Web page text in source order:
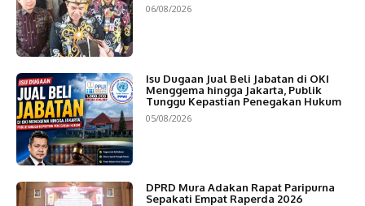
06/08/2026
Isu Dugaan Jual Beli Jabatan di OKI
Menggema hingga Jakarta, Publik
Tunggu Kepastian Penegakan Hukum
05/08/2026
DPRD Mura Adakan Rapat Paripurna
Sepakati Empat Raperda 2026